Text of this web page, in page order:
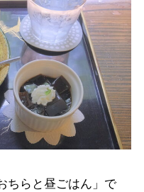
ちらと昼ごはん」で